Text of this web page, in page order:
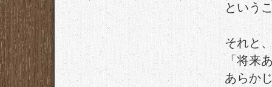
という
それと
「将来
あらか